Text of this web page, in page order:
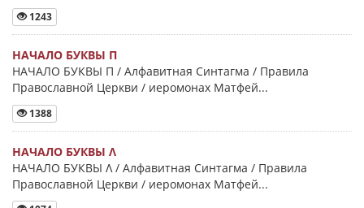
1243
НАЧАЛО БУКВЫ Π
НАЧАЛО БУКВЫ Π / Алфавитная Синтагма / Правила
Православной Церкви / иеромонах Матфей...
1388
НАЧАЛО БУКВЫ Λ
НАЧАЛО БУКВЫ Λ / Алфавитная Синтагма / Правила
Православной Церкви / иеромонах Матфей...